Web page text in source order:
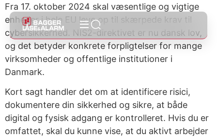
Fra 17. oktober 2024 skal væsentlige og vigtige
enheder i hele EU leve op til skærpede krav til
cybersikkerhed. NIS2-direktivet er nu dansk lov,
og det betyder konkrete forpligtelser for mange
virksomheder og offentlige institutioner i
Danmark.
Kort sagt handler det om at identificere risici,
dokumentere din sikkerhed og sikre, at både
digital og fysisk adgang er kontrolleret. Hvis du er
omfattet, skal du kunne vise, at du aktivt arbejder